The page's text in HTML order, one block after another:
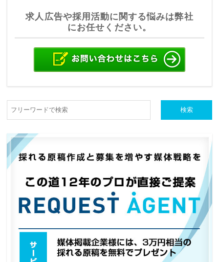
求人広告や採用活動に関する悩みは弊社
にお任せください。